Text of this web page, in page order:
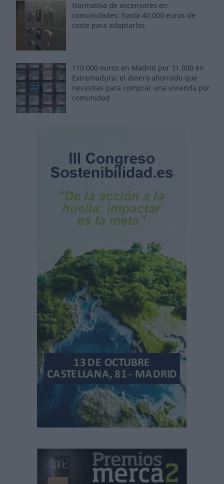
Normativa de ascensores en
comunidades: hasta 40.000 euros de
coste para adaptarlos
110.000 euros en Madrid por 31.000 en
Extremadura: el dinero ahorrado que
necesitas para comprar una vivienda por
comunidad